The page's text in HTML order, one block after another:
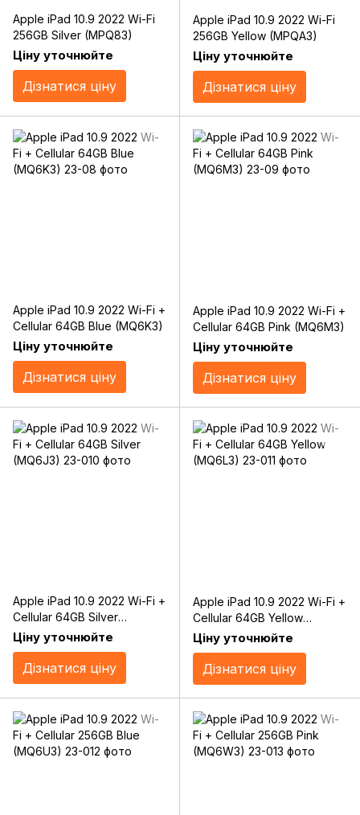
Apple iPad 10.9 2022 Wi-Fi
256GB Silver (MPQ83)
Ціну уточнюйте
Дізнатися ціну
Apple iPad 10.9 2022 Wi-Fi
256GB Yellow (MPQA3)
Ціну уточнюйте
Дізнатися ціну
Apple iPad 10.9 2022 Wi-Fi +
Cellular 64GB Blue (MQ6K3)
Ціну уточнюйте
Дізнатися ціну
Apple iPad 10.9 2022 Wi-Fi +
Cellular 64GB Pink (MQ6M3)
Ціну уточнюйте
Дізнатися ціну
Apple iPad 10.9 2022 Wi-Fi +
Cellular 64GB Silver
(MQ6J3)
Ціну уточнюйте
Дізнатися ціну
Apple iPad 10.9 2022 Wi-Fi +
Cellular 64GB Yellow
(MQ6L3)
Ціну уточнюйте
Дізнатися ціну